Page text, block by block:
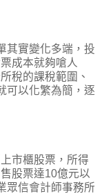
其實變化多端，投
成本就夠嗆人
稅的課稅範圍、
可以化繁為簡，逐
市櫃股票，所得
股票達10億元以
眾信會計師事務所